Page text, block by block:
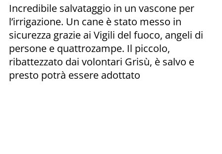
Incredibile salvataggio in un vascone per
l’irrigazione. Un cane è stato messo in
sicurezza grazie ai Vigili del fuoco, angeli di
persone e quattrozampe. Il piccolo,
ribattezzato dai volontari Grisù, è salvo e
presto potrà essere adottato